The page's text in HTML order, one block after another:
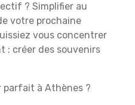
? Simplifier au
votre prochaine
vous concentrer
: créer des souvenirs
parfait à Athènes ?